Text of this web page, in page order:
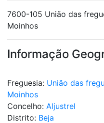
7600-105 União das
Moinhos
Informação
Freguesia: União das
Moinhos
Concelho: Aljustrel
Distrito: Beja